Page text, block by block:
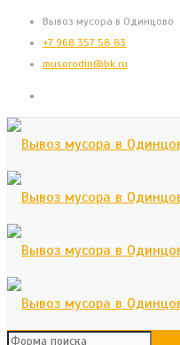
Вывоз мусора в Одинцово
+7 968 357 58 83
musorodin@bk.ru